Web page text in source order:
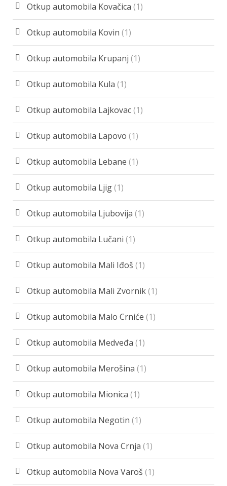
Otkup automobila Kovačica (1)
Otkup automobila Kovin (1)
Otkup automobila Krupanj (1)
Otkup automobila Kula (1)
Otkup automobila Lajkovac(1)
Otkup automobila Lapovo (1)
Otkup automobila Lebane (1)
Otkup automobila Ljig(1)
Otkup automobila Ljubovija (1)
Otkup automobila Lučani (1)
Otkup automobila Mali Iđoš (1)
Otkup automobila Mali Zvornik(1)
Otkup automobila Malo Crniće (1)
Otkup automobila Medveđa (1)
Otkup automobila Merošina (1)
Otkup automobila Mionica (1)
Otkup automobila Negotin (1)
Otkup automobila Nova Crnja (1)
Otkup automobila Nova Varoš (1)